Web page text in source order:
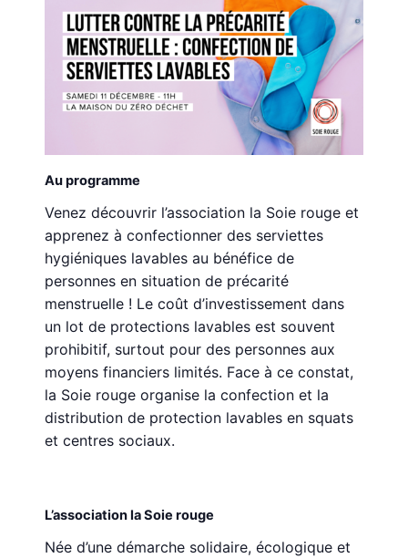
Au programme
Venez découvrir l’association la Soie rouge et
apprenez à confectionner des serviettes
hygiéniques lavables au bénéfice de
personnes en situation de précarité
menstruelle ! Le coût d’investissement dans
un lot de protections lavables est souvent
prohibitif, surtout pour des personnes aux
moyens financiers limités. Face à ce constat,
la Soie rouge organise la confection et la
distribution de protection lavables en squats
et centres sociaux.
L’association la Soie rouge
Née d’une démarche solidaire, écologique et